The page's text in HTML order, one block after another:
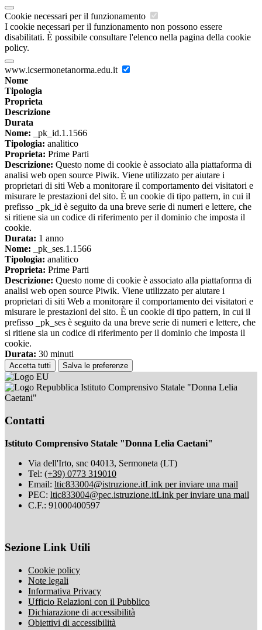
Cookie necessari per il funzionamento
I cookie necessari per il funzionamento non possono essere
disabilitati. È possibile consultare l'elenco nella pagina della cookie
policy.
www.icsermonetanorma.edu.it
Nome
Tipologia
Proprieta
Descrizione
Durata
Nome: _pk_id.1.1566
Tipologia: analitico
Proprieta: Prime Parti
Descrizione: Questo nome di cookie è associato alla piattaforma di
analisi web open source Piwik. Viene utilizzato per aiutare i
proprietari di siti Web a monitorare il comportamento dei visitatori e
misurare le prestazioni del sito. È un cookie di tipo pattern, in cui il
prefisso _pk_id è seguito da una breve serie di numeri e lettere, che
si ritiene sia un codice di riferimento per il dominio che imposta il
cookie.
Durata: 1 anno
Nome: _pk_ses.1.1566
Tipologia: analitico
Proprieta: Prime Parti
Descrizione: Questo nome di cookie è associato alla piattaforma di
analisi web open source Piwik. Viene utilizzato per aiutare i
proprietari di siti Web a monitorare il comportamento dei visitatori e
misurare le prestazioni del sito. È un cookie di tipo pattern, in cui il
prefisso _pk_ses è seguito da una breve serie di numeri e lettere, che
si ritiene sia un codice di riferimento per il dominio che imposta il
cookie.
Durata: 30 minuti
Accetta tutti Salva le preferenze
Istituto Comprensivo Statale "Donna Lelia
Caetani"
Contatti
Istituto Comprensivo Statale "Donna Lelia Caetani"
Via dell'Irto, snc 04013, Sermoneta (LT)
Tel: (+39) 0773 319010
Email: ltic833004@istruzione.itLink per inviare una mail
PEC: ltic833004@pec.istruzione.itLink per inviare una mail
C.F.: 91000400597
Sezione Link Utili
Cookie policy
Note legali
Informativa Privacy
Ufficio Relazioni con il Pubblico
Dichiarazione di accessibilità
Obiettivi di accessibilità